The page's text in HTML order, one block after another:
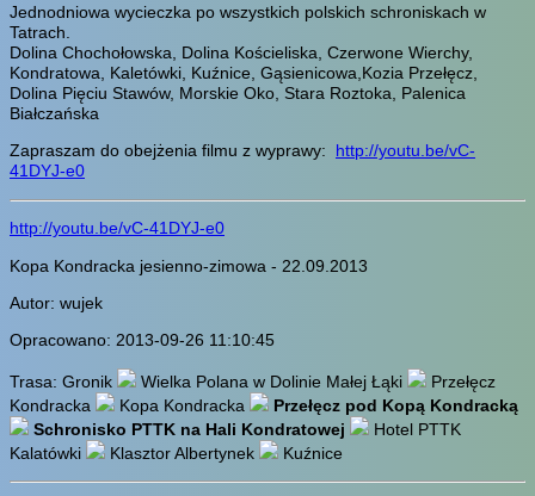
Jednodniowa wycieczka po wszystkich polskich schroniskach w
Tatrach.
Dolina Chochołowska, Dolina Kościeliska, Czerwone Wierchy,
Kondratowa, Kaletówki, Kuźnice, Gąsienicowa,Kozia Przełęcz,
Dolina Pięciu Stawów, Morskie Oko, Stara Roztoka, Palenica
Białczańska
Zapraszam do obejżenia filmu z wyprawy: http://youtu.be/vC-
41DYJ-e0
http://youtu.be/vC-41DYJ-e0
Kopa Kondracka jesienno-zimowa - 22.09.2013
Autor: wujek
Opracowano: 2013-09-26 11:10:45
Trasa: Gronik Wielka Polana w Dolinie Małej Łąki
Przełęcz
Kondracka
Kopa Kondracka
Przełęcz pod Kopą Kondracką
Schronisko PTTK na Hali Kondratowej
Hotel PTTK
Kalatówki
Klasztor Albertynek Kuźnice